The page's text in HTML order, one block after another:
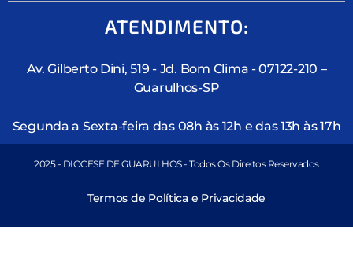
ATENDIMENTO:
Av. Gilberto Dini, 519 - Jd. Bom Clima - 07122-210 –
Guarulhos-SP
Segunda a Sexta-feira das 08h às 12h e das 13h às 17h
2025 - DIOCESE DE GUARULHOS - Todos Os Direitos Reservados
Termos de Política e Privacidade